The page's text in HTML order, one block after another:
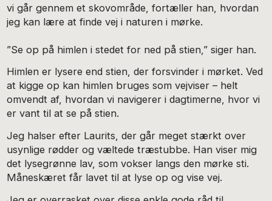
vi går gennem et skovområde, fortæller han, hvordan
jeg kan lære at finde vej i naturen i mørke.
”Se op på himlen i stedet for ned på stien,” siger han.
Himlen er lysere end stien, der forsvinder i mørket. Ved
at kigge op kan himlen bruges som vejviser – helt
omvendt af, hvordan vi navigerer i dagtimerne, hvor vi
er vant til at se på stien.
Jeg halser efter Laurits, der går meget stærkt over
usynlige rødder og væltede træstubbe. Han viser mig
det lysegrønne lav, som vokser langs den mørke sti.
Måneskæret får lavet til at lyse op og vise vej.